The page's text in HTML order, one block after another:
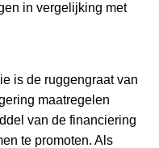
in vergelijking met
is de ruggengraat van
maatregelen
van de financiering
te promoten. Als